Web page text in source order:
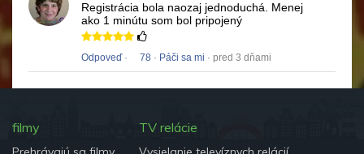
Registrácia bola naozaj jednoduchá. Menej
ako 1 minútu som bol pripojený
Odpoveď· 78 · Páči sa mi · pred 3 dňami
filmy TV relácie